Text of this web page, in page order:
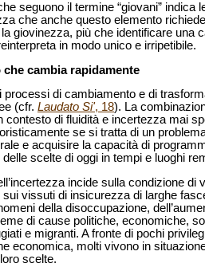
seguono il termine “giovani”
che anche questo elemento
giovinezza, più che identificare una
in modo unico e irripetibile.
che cambia rapidamente
processi di cambiamento e di
(cfr. Laudato Si', 18). La
contesto di fluidità e incertezza mai
se si tratta di un
e acquisire la capacità di
scelte di oggi in tempi e luoghi
incide sulla condizione
vissuti di insicurezza di larghe
della disoccupazione,
di cause politiche, economiche,
e migranti. A fronte di pochi
economica, molti vivono in
scelte.